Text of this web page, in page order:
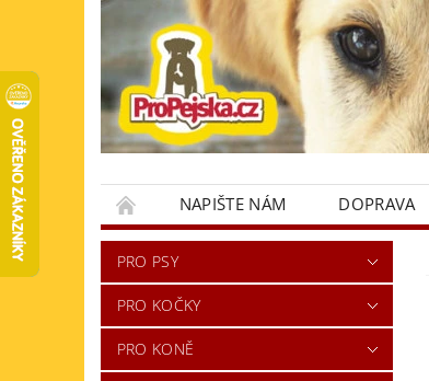
NAPIŠTE NÁM DOPRAVA
KONTAKTY
PRO PSY
PRO KOČKY
PRO KONĚ